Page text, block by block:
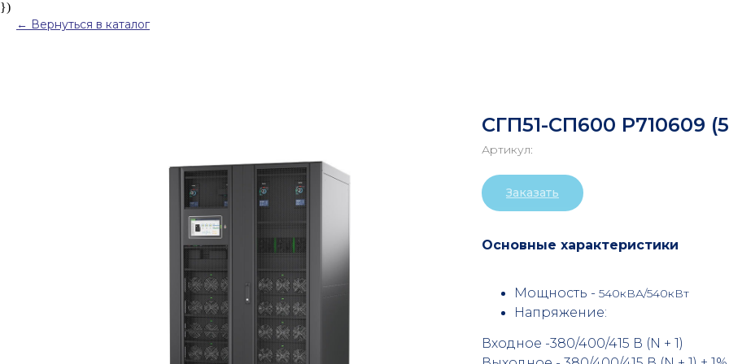
})
Вернуться в каталог
СГП51-СП600 Р710609
Артикул:
Заказать
Основные характеристики
Мощность - 540кВА/540кВт
Напряжение:
Входное -380/400/415 В (N + 1)